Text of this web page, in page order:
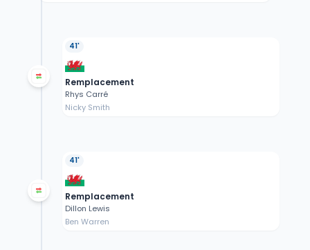
41'
Remplacement
Rhys Carré
Nicky Smith
41'
Remplacement
Dillon Lewis
Ben Warren